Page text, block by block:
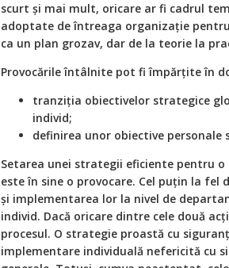
scurt și mai mult, oricare ar fi cadrul
adoptate de întreaga organizație
ca un plan grozav, dar de la teorie la
Provocările întâlnite pot fi împărțite în
tranziția obiectivelor strategice
individ;
definirea unor obiective personale
Setarea unei strategii eficiente pentru
este în sine o provocare. Cel puțin la
și implementarea lor la nivel de
individ. Dacă oricare dintre cele două
procesul. O strategie proastă cu
implementare individuală nefericită cu